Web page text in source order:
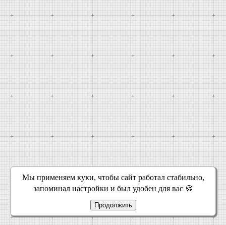
Мы применяем куки, чтобы сайт работал стабильно,
запоминал настройки и был удобен для вас 🍪
Продолжить